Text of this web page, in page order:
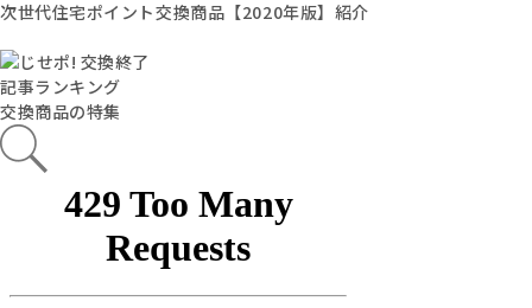
次世代住宅ポイント交換商品【2020年版】紹介
記事ランキング
交換商品の特集